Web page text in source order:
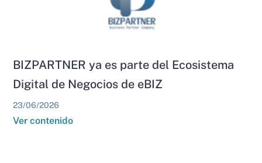
BIZPARTNER ya es parte del Ecosistema
Digital de Negocios de eBIZ
23/06/2026
Ver contenido